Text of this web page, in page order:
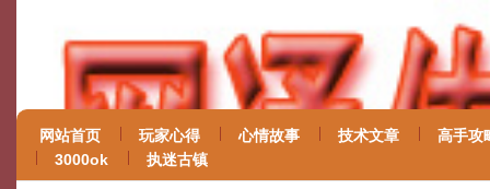
网站首页 玩家心得 心情故事 技术文章
高手攻
3000ok
执迷古镇